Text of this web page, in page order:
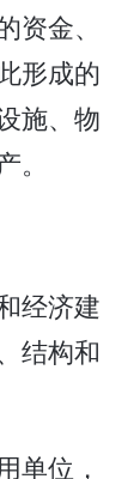
金、
形成的
施、物
经济建
结构和
单位，